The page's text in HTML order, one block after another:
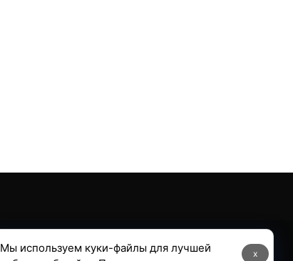
x
Мы используем куки-файлы для лучшей